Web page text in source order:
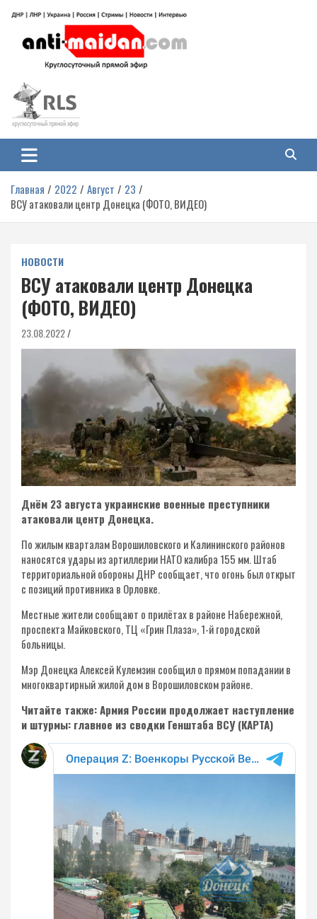
содержимому
Антимайдан: Гражданская война
на Украине
гражданской войне на Украине, включая события в Новороссии, ДНР,
ЛНР и других регионах.
Главная 2022 Август
23
ВСУ атаковали центр Донецка (ФОТО, ВИДЕО)
НОВОСТИ
ВСУ атаковали центр Донецка
(ФОТО, ВИДЕО)
23.08.2022
Днём 23 августа украинские военные преступники
атаковали центр Донецка.
По жилым кварталам Ворошиловского и Калининского районов
наносятся удары из артиллерии НАТО калибра 155 мм. Штаб
территориальной обороны ДНР сообщает, что огонь был открыт
с позиций противника в Орловке.
Местные жители сообщают о прилётах в районе Набережной,
проспекта Майковского, ТЦ «Грин Плаза», 1-й городской
больницы.
Мэр Донецка Алексей Кулемзин сообщил о прямом попадании в
многоквартирный жилой дом в Ворошиловском районе.
Читайте также: Армия России продолжает наступление
и штурмы: главное из сводки Генштаба ВСУ (КАРТА)